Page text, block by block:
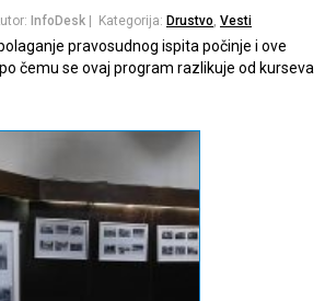
InfoDesk | Kategorija: Drustvo, Vesti
pravosudnog ispita počinje i ove
čemu se ovaj program razlikuje od kurseva